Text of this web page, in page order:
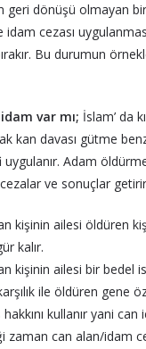
geri dönüşü olmayan
idam cezası
Bu durumun
idam var mı; İslam’ da
kan davası gütme
Adam
ve sonuçlar
kişinin ailesi öldüren
kalır.
kişinin ailesi bir bedel
ile öldüren gene
kullanır yani can
zaman can alan/idam